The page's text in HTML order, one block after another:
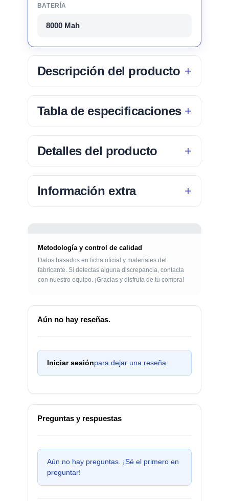
BATERÍA
8000 Mah
Descripción del producto
Tabla de especificaciones
Detalles del producto
Información extra
Metodología y control de calidad
Datos basados en ficha oficial y materiales del
fabricante. Si detectas alguna discrepancia, contacta
con nuestro equipo. ¡Gracias y disfruta de tu compra!
Aún no hay reseñas.
Iniciar sesiónpara dejar una reseña.
Preguntas y respuestas
Aún no hay preguntas. ¡Sé el primero en
preguntar!